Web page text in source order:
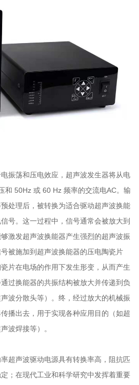
振荡和压电效应， 超声波发生器将从电
和 50Hz 或 60 Hz 频率的交流电AC。输
处理后，被转换为适合驱动超声波换能
号。这一过程中，信号通常会被放大到
激发超声波换能器产生强烈的超声波振
被施加到超声波换能器的压电陶瓷片
片在电场的作用下发生形变，从而产生
过换能器的共振结构被放大并传递到负
波分散头等）。终，经过放大的机械振
播出去，用于实现各种应用目的（如超
波焊接等）。
超声波驱动电源具有转换率高，阻抗匹
；在现代工业和科学研究中发挥着重要